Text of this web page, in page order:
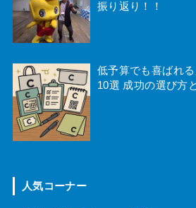
振り返り！！
低予算でも喜ばれ
10選 成功の選び方
人気コーナー